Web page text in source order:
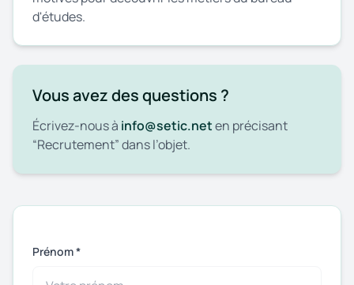
d'études.
Vous avez des questions ?
Écrivez-nous à info@setic.neten précisant
“Recrutement” dans l’objet.
Prénom *